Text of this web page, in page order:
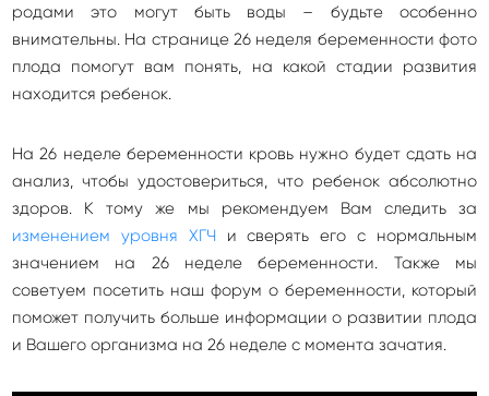
родами это могут быть воды – будьте особенно
внимательны. На странице 26 неделя беременности фото
плода помогут вам понять, на какой стадии развития
находится ребенок.
На 26 неделе беременности кровь нужно будет сдать на
анализ, чтобы удостовериться, что ребенок абсолютно
здоров. К тому же мы рекомендуем Вам следить за
изменением уровня ХГЧ и сверять его с нормальным
значением на 26 неделе беременности. Также мы
советуем посетить наш форум о беременности, который
поможет получить больше информации о развитии плода
и Вашего организма на 26 неделе с момента зачатия.